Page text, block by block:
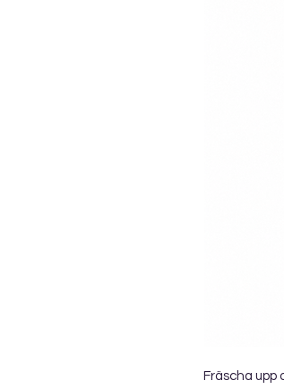
Fräscha